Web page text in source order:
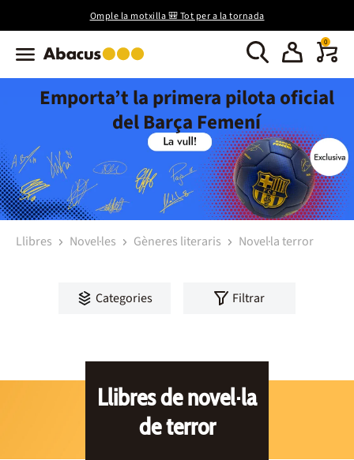
Omple la motxilla 🎒 Tot per a la tornada
0
Emporta’t la primera pilota oficial
del Barça Femení
Llibres Novel·les Gèneres literaris Novel·la terror
Categories Filtrar
Llibres de novel·la
de terror